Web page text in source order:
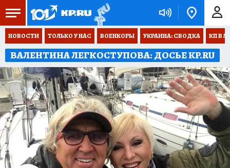
НОВОСТИ ТОЛЬКО У НАС ВОЕНКОРЫ УКРАИНА: СВОДКА КП В
ВАЛЕНТИНА ЛЕГКОСТУПОВА: ДОСЬЕ KP.RU